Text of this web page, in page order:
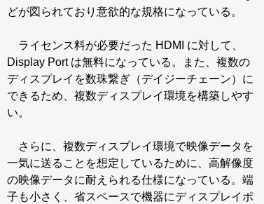
どが図られており意欲的な規格になっている。
ライセンス料が必要だった HDMI に対して、
Display Port は無料になっている。また、複数の
ディスプレイを数珠繋ぎ（デイジーチェーン）に
できるため、複数ディスプレイ環境を構築しやす
い。
さらに、複数ディスプレイ環境で映像データを
一気に送ることを想定しているために、高解像度
の映像データに耐えられる仕様になっている。端
子も小さく、省スペースで機器にディスプレイポ